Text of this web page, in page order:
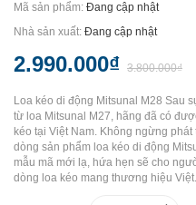
Mã sản phẩm: Đang cập nhật
Nhà sản xuất: Đang cập nhật
2.990.000₫ 3.800.000₫
Loa kéo di động Mitsunal M28 Sau
từ loa Mitsunal M27, hãng đã có
kéo tại Việt Nam. Không ngừng
dòng sản phẩm loa kéo di động
mẫu mã mới lạ, hứa hẹn sẽ cho
dòng loa kéo mang thương hiệu